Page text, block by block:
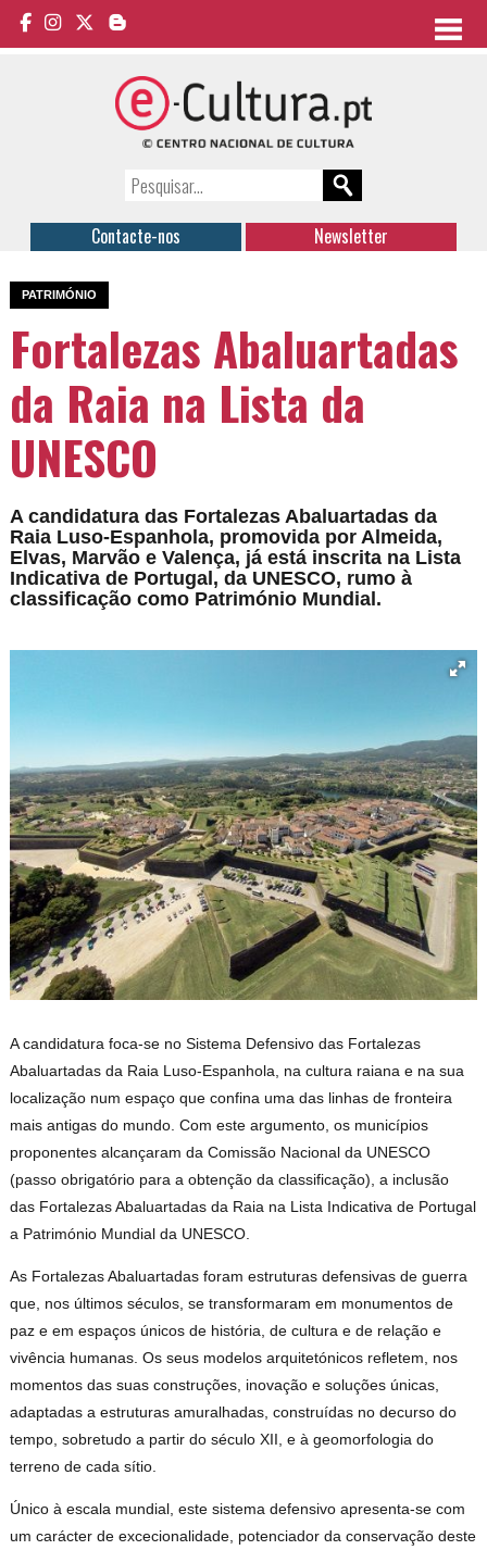
Contacte-nos Newsletter
PATRIMÓNIO
Fortalezas Abaluartadas
da Raia na Lista da
UNESCO
A candidatura das Fortalezas Abaluartadas da
Raia Luso-Espanhola, promovida por Almeida,
Elvas, Marvão e Valença, já está inscrita na Lista
Indicativa de Portugal, da UNESCO, rumo à
classificação como Património Mundial.
A candidatura foca-se no Sistema Defensivo das Fortalezas
Abaluartadas da Raia Luso-Espanhola, na cultura raiana e na sua
localização num espaço que confina uma das linhas de fronteira
mais antigas do mundo. Com este argumento, os municípios
proponentes alcançaram da Comissão Nacional da UNESCO
(passo obrigatório para a obtenção da classificação), a inclusão
das Fortalezas Abaluartadas da Raia na Lista Indicativa de Portugal
a Património Mundial da UNESCO.
As Fortalezas Abaluartadas foram estruturas defensivas de guerra
que, nos últimos séculos, se transformaram em monumentos de
paz e em espaços únicos de história, de cultura e de relação e
vivência humanas. Os seus modelos arquitetónicos refletem, nos
momentos das suas construções, inovação e soluções únicas,
adaptadas a estruturas amuralhadas, construídas no decurso do
tempo, sobretudo a partir do século XII, e à geomorfologia do
terreno de cada sítio.
Único à escala mundial, este sistema defensivo apresenta-se com
um carácter de excecionalidade, potenciador da conservação deste